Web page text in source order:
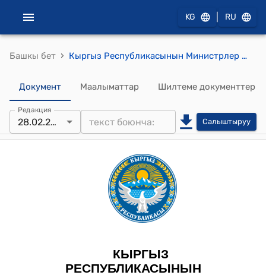
KG RU
Башкы бет › Кыргыз Республикасынын Министрлер Кабинетинин 2024-жылдын 28-февралындагы № 87 "Кыргыз Республикасынын Жалал-Абад облусунун Аксы районунун Кызыл-Туу айыл өкмөтүнүн муниципалдык менчигине мектепке чейинки билим берүү уюмун өткөрүп берүү жөнүндө" токтому
Документ Маалыматтар Шилтеме документтер
Редакция
28.02.2024 Салыштыруу